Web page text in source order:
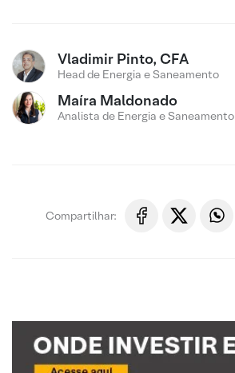
Vladimir Pinto, CFA
Head de Energia e Saneamento
Maíra Maldonado
Analista de Energia e Saneamento
Compartilhar: